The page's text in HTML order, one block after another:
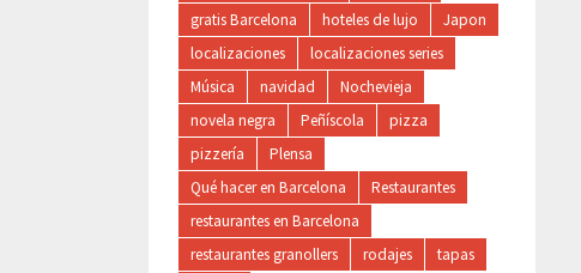
gratis Barcelona
hoteles de lujo
Japon
localizaciones
localizaciones series
Música
navidad
Nochevieja
novela negra
Peñíscola
pizza
pizzería
Plensa
Qué hacer en Barcelona
Restaurantes
restaurantes en Barcelona
restaurantes granollers
rodajes
tapas